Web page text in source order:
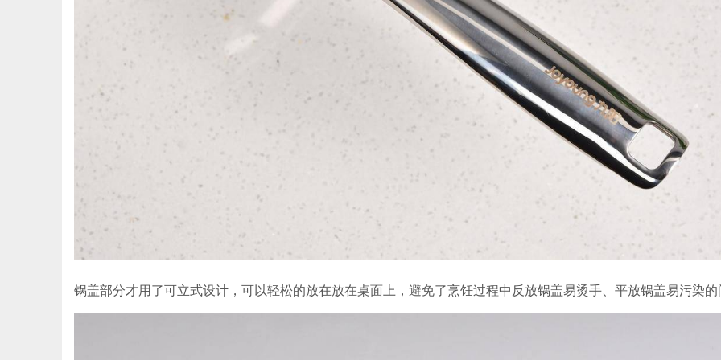
锅盖部分才用了可立式设计，可以轻松的放在放在桌面上，避免了烹饪过程中反放锅盖易烫手、平放锅盖易污染的